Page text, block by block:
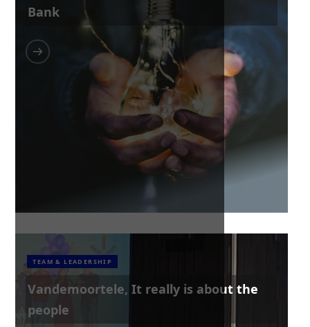
Bank
TEAM & LEADERSHIP
Vandemoortele, It really is about the
people